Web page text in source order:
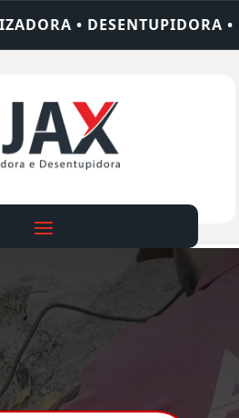
• LIMPEZA DE FOSSA • 24